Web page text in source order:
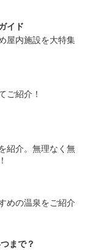
イド
屋内施設を大特集
ご紹介！
紹介。無理なく無
めの温泉をご紹介
まで？